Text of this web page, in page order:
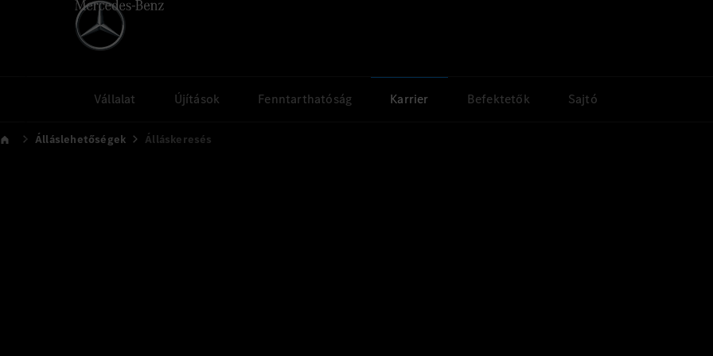
Vállalat Újítások Fenntarthatóság Karrier Befektetők Sajtó
Álláslehetőségek Álláskeresés